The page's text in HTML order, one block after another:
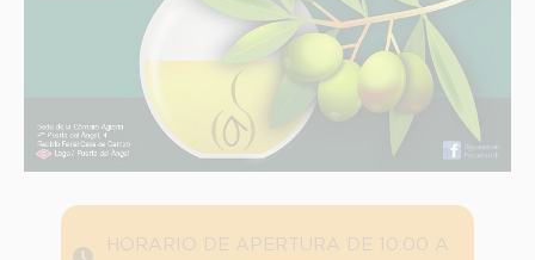
HORARIO DE APERTURA DE 10:00 A